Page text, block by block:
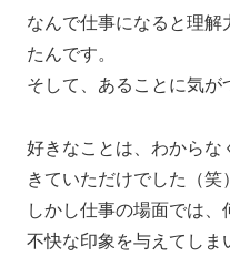
なんで仕事になると理解
たんです。
そして、あることに気が
好きなことは、わからな
きていただけでした（笑）
しかし仕事の場面では
不快な印象を与えてしま